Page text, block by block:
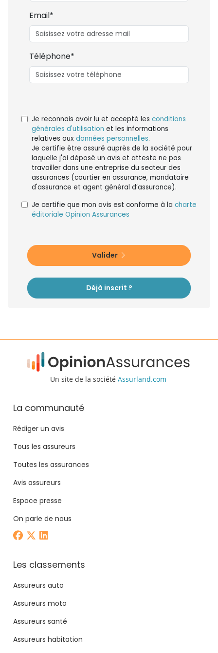
Email*
Téléphone*
Je reconnais avoir lu et accepté les conditions
générales d'utilisation et les informations
relatives aux données personnelles.
Je certifie être assuré auprès de la société pour
laquelle j'ai déposé un avis et atteste ne pas
travailler dans une entreprise du secteur des
assurances (courtier en assurance, mandataire
d'assurance et agent général d’assurance).
Je certifie que mon avis est conforme à la charte
éditoriale Opinion Assurances
Valider
Déjà inscrit ?
Un site de la société Assurland.com
La communauté
Rédiger un avis
Tous les assureurs
Toutes les assurances
Avis assureurs
Espace presse
On parle de nous
Les classements
Assureurs auto
Assureurs moto
Assureurs santé
Assureurs habitation